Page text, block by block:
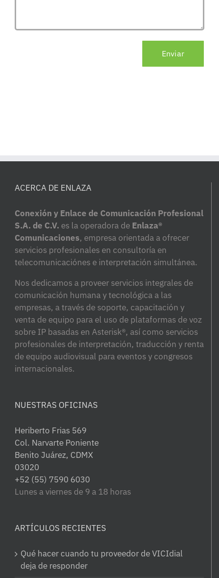
ACERCA DE ENLAZA
Conexión y Enlace de Comunicación Profesional
S.A. de C.V. es la operadora de Enlaza®
Comunicaciones, empresa orientada a ofrecer
servicios profesionales en consultoría en
telecomunicaciónes e interpretación simultánea.
Nos dedicamos a proveer servicios integrales de
comunicación humana y tecnológica a las
empresas, a través de soporte, capacitación y
venta de equipo para el uso de plataformas de voz
sobre IP basadas en Asterisk®, así como servicios
profesionales de interpretación, traducción y renta
de equipo audiovisual para eventos y congresos
internacionales.
NUESTRAS OFICINAS
Heriberto Frias 569
Col. Narvarte Poniente
Benito Juárez, CDMX
03020
+52 (55) 7590 6030
Lunes a viernes de 9 a 18 horas
ARTÍCULOS RECIENTES
Qué hacer cuando tu proveedor de VICIdial
deja de responder